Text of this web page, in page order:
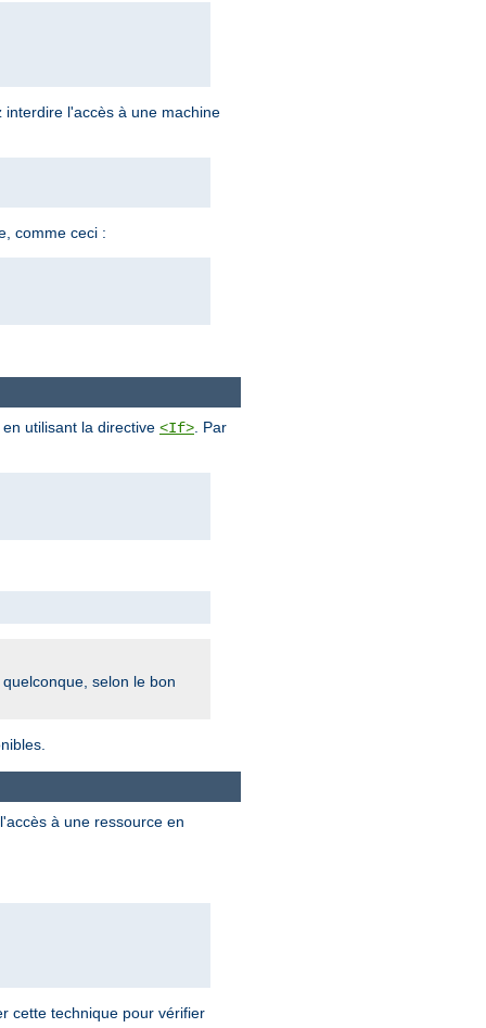
l'accès à une machine
comme ceci :
utilisant la directive <If>. Par
selon le bon
à une ressource en
cette technique pour vérifier